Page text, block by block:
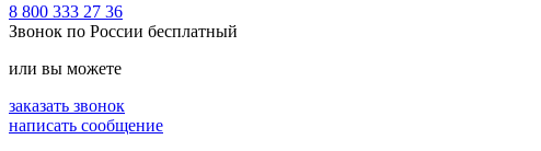
8 800 333 27 36
Звонок по России бесплатный
или вы можете
заказать звонок
написать сообщение